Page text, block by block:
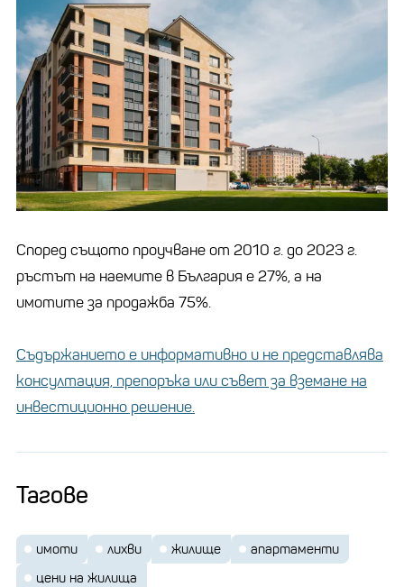
Според същото проучване от 2010 г. до 2023 г.
ръстът на наемите в България е 27%, а на
имотите за продажба 75%.
Съдържанието е информативно и не представлява
консултация, препоръка или съвет за вземане на
инвестиционно решение.
Тагове
имоти лихви жилище
апартаменти
цени на жилища